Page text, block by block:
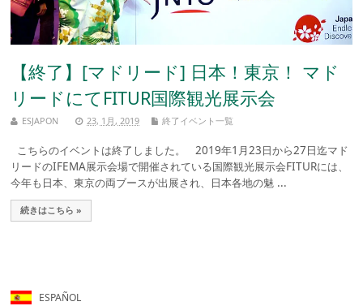
【終了】[マドリード] 日本！東京！ マド
リードにてFITUR国際観光展示会
ESJAPON 23, 1月, 2019 終了イベント一覧
こちらのイベントは終了しました。 2019年1月23日から27日迄マド
リードのIFEMA展示会場で開催されている国際観光展示会FITURには、
今年も日本、東京の両ブースが出展され、日本各地の魅 ...
続きはこちら »
ESPAÑOL